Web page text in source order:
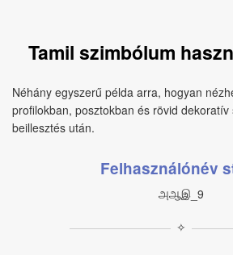
Tamil szimbólum
Néhány egyszerű példa arra, hogyan
profilokban, posztokban és rövid
beillesztés után.
Felhasználónév
அஆஇ_9
✧